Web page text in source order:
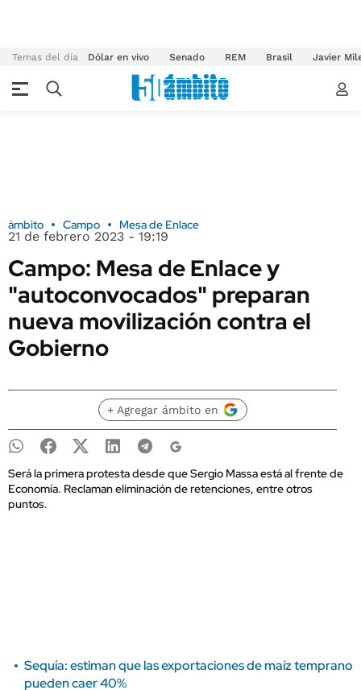
Temas del día Dólar en vivo Senado REM Brasil Javier
ámbito Campo Mesa de Enlace
21 de febrero 2023 - 19:19
Campo: Mesa de Enlace y
"autoconvocados" preparan
nueva movilización contra el
Gobierno
+ Agregar ámbito en
Será la primera protesta desde que Sergio Massa está al frente de
Economía. Reclaman eliminación de retenciones, entre otros
puntos.
Sequía: estiman que las exportaciones de maíz temprano
pueden caer 40%